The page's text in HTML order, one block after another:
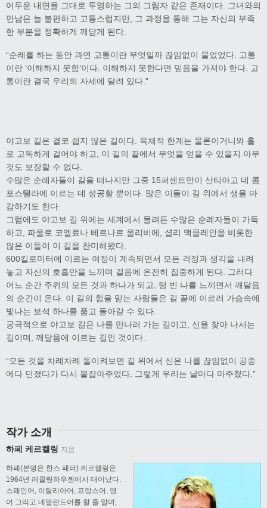
어두운 내면을 그대로 투영하는 그의 그림자 같은 존재이다. 그녀와의
만남은 늘 불편하고 고통스럽지만, 그 과정을 통해 그는 자신의 부족
한 부분을 정확하게 깨닫게 된다.
“순례를 하는 동안 과연 고통이란 무엇일까 끊임없이 물었었다. 고통
이란 ‘이해하지 못함’이다. 이해하지 못한다면 믿음을 가져야 한다. 고
통이란 결국 우리의 자세에 달려 있다.”
야고보 길은 결코 쉽지 않은 길이다. 육체적 한계는 물론이거니와 홀
로 고독하게 걸어야 하고, 이 길의 끝에서 무엇을 얻을 수 있을지 아무
것도 보장할 수 없다.
수많은 순례자들이 길을 떠나지만 그중 15퍼센트만이 산티아고 데 콤
포스텔라에 이르는 데 성공할 뿐이다. 많은 이들이 길 위에서 생을 마
감하기도 한다.
그럼에도 야고보 길 위에는 세계에서 몰려든 수많은 순례자들이 가득
하고, 파울로 코엘료나 베르나르 올리비에, 셜리 맥클레인을 비롯한
많은 이들이 이 길을 찬미해왔다.
600킬로미터에 이르는 여정이 계속되면서 모든 걱정과 생각을 내려
놓고 자신의 호흡만을 느끼며 걸음에 온전히 집중하게 된다. 그러다
어느 순간 주위의 모든 것과 하나가 되고, 텅 빈 나를 느끼면서 깨달음
의 순간이 온다. 이 길의 힘을 믿는 사람들은 길 끝에 이르러 가슴속에
빛나는 보석 하나를 품고 돌아갈 수 있다.
궁극적으로 야고보 길은 나를 만나러 가는 길이고, 신을 찾아 나서는
길이며, 깨달음에 이르는 길인 것이다.
“모든 것을 차례차례 돌이켜보면 길 위에서 신은 나를 끊임없이 공중
에다 던졌다가 다시 붙잡아주었다. 그렇게 우리는 날마다 마주쳤다.”
작가 소개
하페 케르켈링 지음
하페(본명은 한스 페터) 케르켈링은
1964년 레클링하우젠에서 태어났다.
스페인어, 이탈리아어, 프랑스어, 영
어 그리고 네덜란드어를 할 줄 알며,